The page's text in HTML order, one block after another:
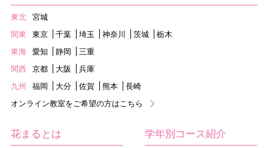
東北
宮城
関東
東京 千葉 埼玉 神奈川 茨城
栃木
東海
愛知 静岡
三重
関西
京都 大阪
兵庫
九州
福岡 大分 佐賀 熊本
長崎
オンライン教室をご希望の方はこちら
花まるとは 学年別コース紹介